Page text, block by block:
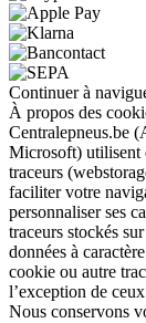
Continuer à
À propos des
Centralepneus.be
Microsoft) utilisent
traceurs
faciliter votre
personnaliser ses
traceurs stockés
données à
cookie ou autre
l’exception de
Nous conservons